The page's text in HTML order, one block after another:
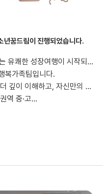
꿈드림이 진행되었습니다.
[청소년 꿈드림] 나를 찾아 떠나는 유쾌한 성장여행이 시작되었습니다!
복가족팀입니다.
장할 수 있도록 돕는 '청소년 꿈드림' 프로그램이 드디어 문을 열었습니다!
역 중·고...